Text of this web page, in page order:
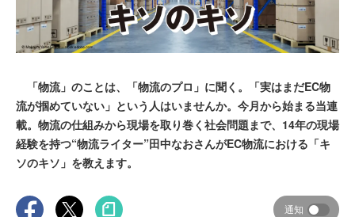
「物流」のことは、「物流のプロ」に聞く。「実はまだEC物
流が掴めていない」という人はいませんか。今月から始まる当連
載。物流の仕組みから現場を取り巻く社会問題まで、14年の現場
経験を持つ“物流ライター”田中なおさんがEC物流における「キ
ソのキソ」を教えます。
通知